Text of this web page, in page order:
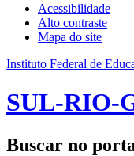
Acessibilidade
Alto contraste
Mapa do site
Instituto Federal de
SUL-RIO-
Buscar no